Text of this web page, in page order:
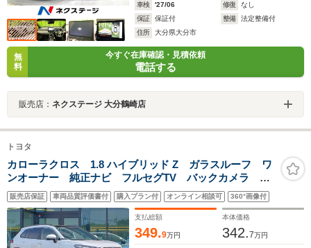
車検
'27/06 修復
なし
保証
保証付 整備
法定整備付
住所
大分県大分市
無
料
今すぐ在庫確認・見積依頼
電話する
販売店： ネクステージ 大分鶴崎店
トヨタ
カローラクロス 1.8 ハイブリッド Z ガラスルーフ ワ
ンオーナー 純正ナビ フルセグTV バックカメラ
ETC2.0 ハーフレザー シートヒーター パワーバック
ドア トヨタセーフティセンス レーダークルコン 純
正アルミ LEDヘッドライト
販売店保証 車両品質評価書付 購入プラン付 オンライン相談可 360°画像付
支払総額
349.9万円
本体価格
342.7万円